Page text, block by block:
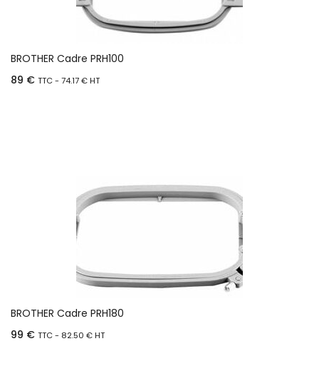
BROTHER Cadre PRH100
89 € TTC - 74.17€HT
BROTHER Cadre PRH180
99 € TTC - 82.50 €HT